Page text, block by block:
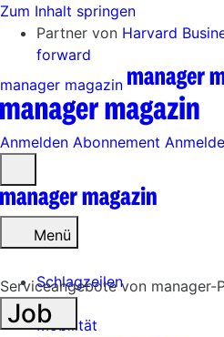
Zum Inhalt springen
Partner von Harvard
forward
manager magazin
Anmelden Abonnement
öffnen
Menü
Schlagzeilen
Mobilität
Serviceangebote von manager-
Job